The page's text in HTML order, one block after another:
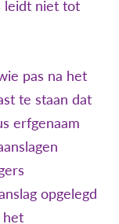
leidt niet tot
pas na het
te staan dat
erfgenaam
opgelegd
het